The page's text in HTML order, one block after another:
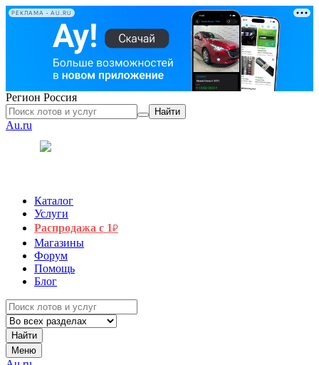
РЕКЛАМА • AU.RU
Регион Россия
Найти
Au.ru
Каталог
Услуги
Распродажа с 1₽
Магазины
Форум
Помощь
Блог
Найти
Меню